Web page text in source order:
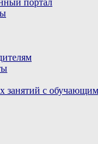
портал
занятий с